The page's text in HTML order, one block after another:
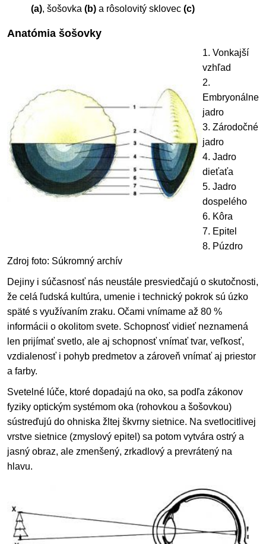
(a), šošovka (b) a rôsolovitý sklovec (c)
Anatómia šošovky
1. Vonkajší
vzhľad
2.
Embryonálne
jadro
3. Zárodočné
jadro
4. Jadro
dieťaťa
5. Jadro
dospelého
6. Kôra
7. Epitel
8. Púzdro
Zdroj foto: Súkromný archív
Dejiny i súčasnosť nás neustále presviedčajú o skutočnosti,
že celá ľudská kultúra, umenie i technický pokrok sú úzko
späté s využívaním zraku. Očami vnímame až 80 %
informácii o okolitom svete. Schopnosť vidieť neznamená
len prijímať svetlo, ale aj schopnosť vnímať tvar, veľkosť,
vzdialenosť i pohyb predmetov a zároveň vnímať aj priestor
a farby.
Svetelné lúče, ktoré dopadajú na oko, sa podľa zákonov
fyziky optickým systémom oka (rohovkou a šošovkou)
sústreďujú do ohniska žltej škvrny sietnice. Na svetlocitlivej
vrstve sietnice (zmyslový epitel) sa potom vytvára ostrý a
jasný obraz, ale zmenšený, zrkadlový a prevrátený na
hlavu.